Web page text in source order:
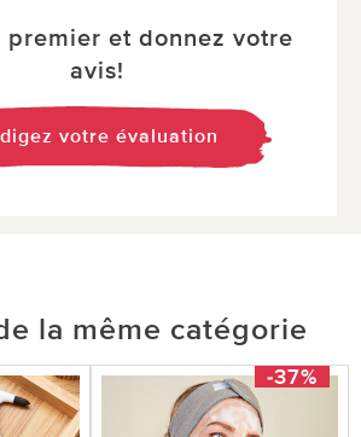
premier et donnez votre
avis!
votre évaluation
la même catégorie
-37%